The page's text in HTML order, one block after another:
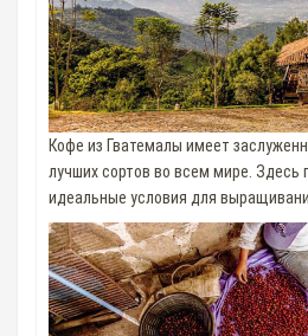
Кофе из Гватемалы имеет
лучших сортов во всем мире. Здесь
идеальные условия для